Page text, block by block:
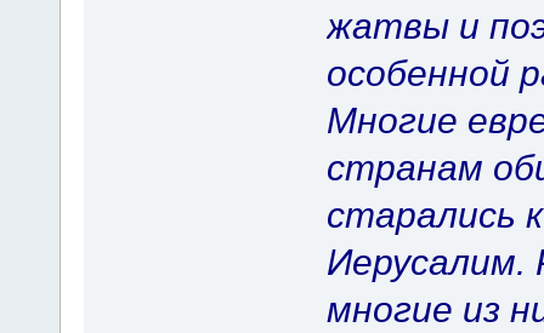
жатвы и
особенной
Многие
странам
старались
Иерусалим.
многие из